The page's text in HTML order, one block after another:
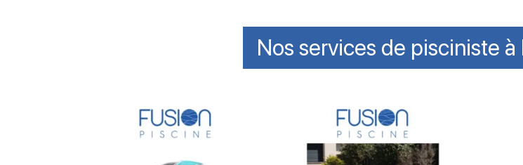
Nos services de pisciniste